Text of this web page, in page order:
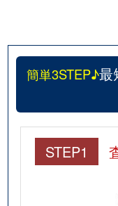
簡単3STEP♪最
STEP1